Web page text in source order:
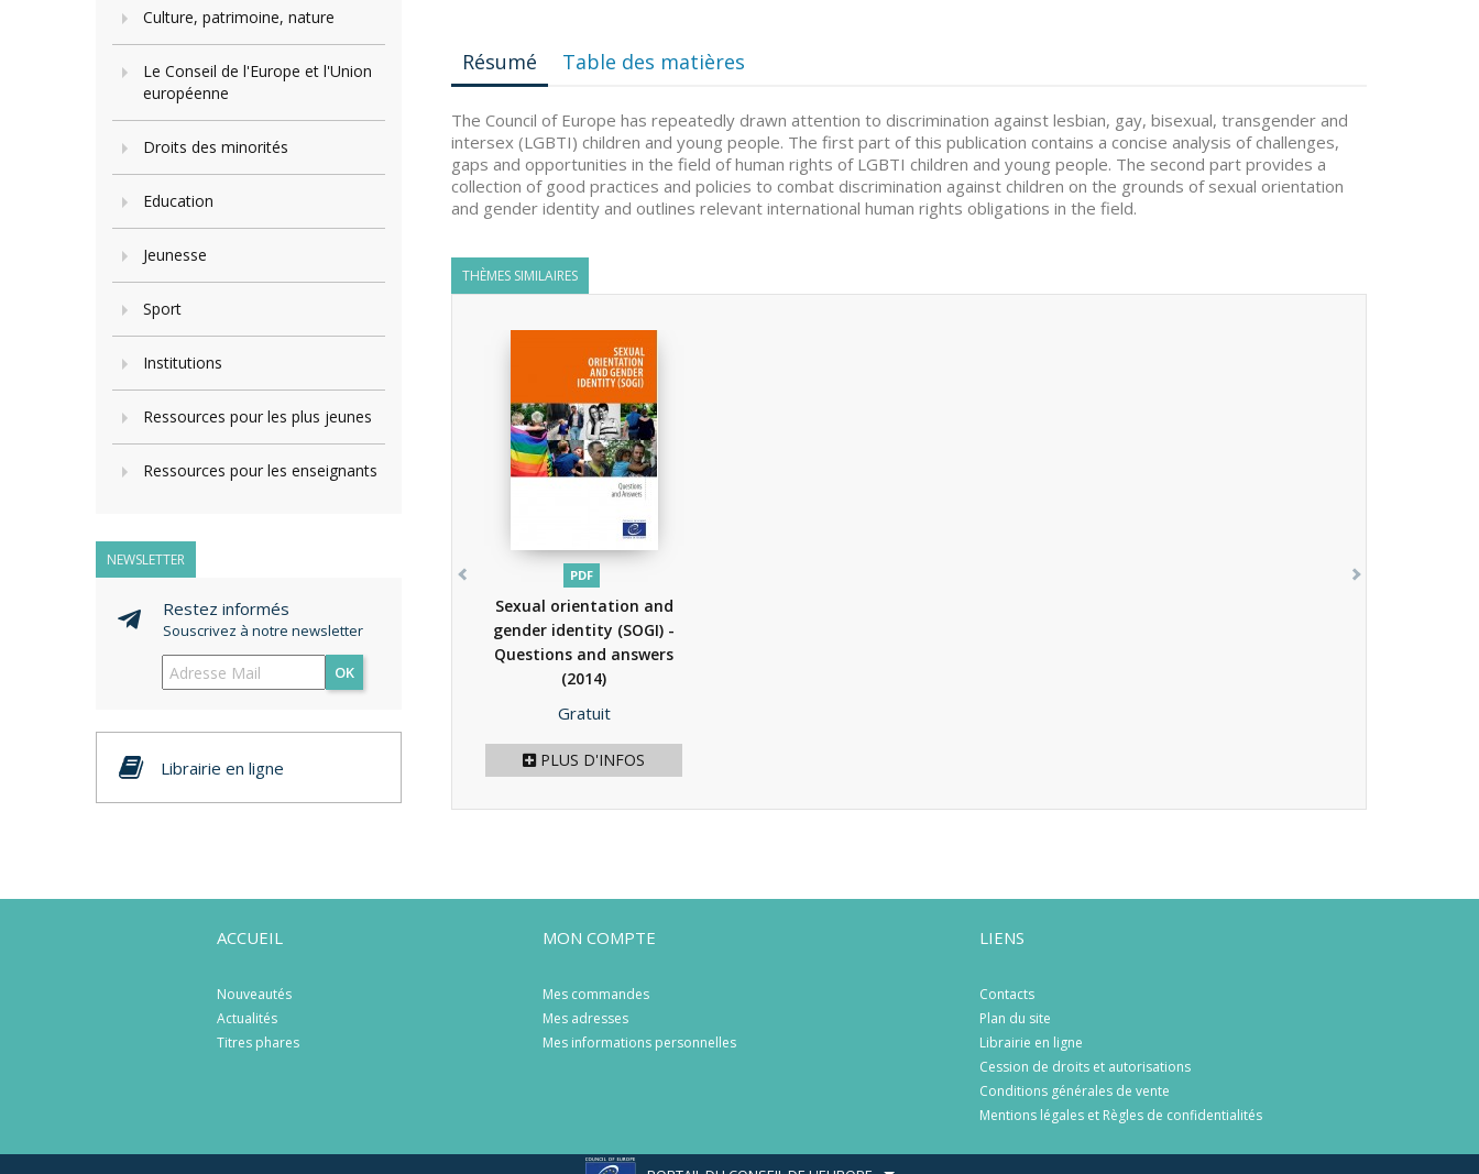
Culture, patrimoine, nature
Le Conseil de l'Europe et l'Union
européenne
Droits des minorités
Education
Jeunesse
Sport
Institutions
Ressources pour les plus jeunes
Ressources pour les enseignants
NEWSLETTER
Restez informés
Souscrivez à notre newsletter
OK
Librairie en ligne
Résumé Table des matières
The Council of Europe has repeatedly drawn attention to discrimination against lesbian, gay, bisexual, transgender and
intersex (LGBTI) children and young people. The first part of this publication contains a concise analysis of challenges,
gaps and opportunities in the field of human rights of LGBTI children and young people. The second part provides a
collection of good practices and policies to combat discrimination against children on the grounds of sexual orientation
and gender identity and outlines relevant international human rights obligations in the field.
THÈMES SIMILAIRES
PDF
Sexual orientation and
gender identity (SOGI) -
Questions and answers
(2014)
Prix
Gratuit
PLUS D'INFOS
ACCUEIL
Nouveautés
Actualités
Titres phares
MON COMPTE
Mes commandes
Mes adresses
Mes informations personnelles
LIENS
Contacts
Plan du site
Librairie en ligne
Cession de droits et autorisations
Conditions générales de vente
Mentions légales et Règles de confidentialités